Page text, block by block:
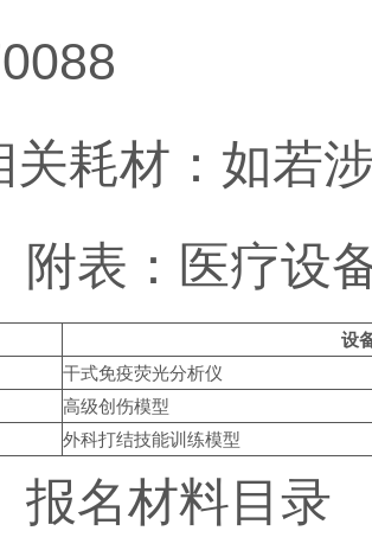
关耗材：如若
附表：医疗设
设
干式免疫荧光分析仪
高级创伤模型
外科打结技能训练模型
报名材料目录